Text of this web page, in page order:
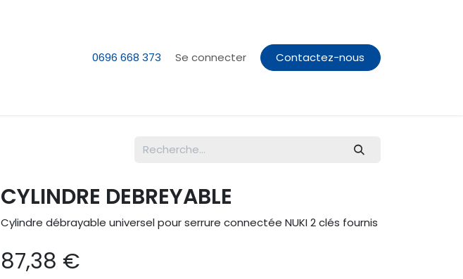
0696 668 373 Se connecter Contactez-nous
CYLINDRE DEBREYABLE
Cylindre débrayable universel pour serrure connectée NUKI 2 clés fournis
87,38 €